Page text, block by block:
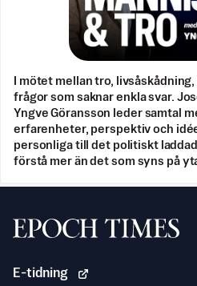
I mötet mellan tro,
frågor som saknar enkla svar.
Yngve Göransson leder samtal
erfarenheter, perspektiv och
personliga till det politiskt
förstå mer än det som syns på
Svenska Epoch Times
E-tidning